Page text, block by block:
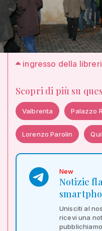
ingresso della
Scopri di più su
Valbrenta Palazzo
Lorenzo Parolin
New
Notizie
Unisciti al
ricevi una